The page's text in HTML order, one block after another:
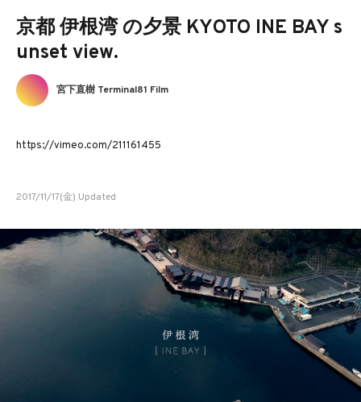
京都 伊根湾 の夕景 KYOTO INE BAY s
unset view.
宮下直樹 Terminal81 Film
https://vimeo.com/211161455
2017/11/17(金) Updated